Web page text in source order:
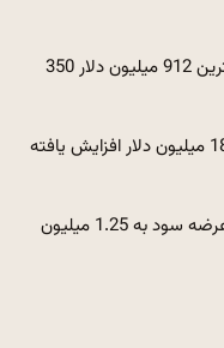
قیمت AAVE میزان انباشته شده به بالاترین سطح از ماه فوریه را افزایش داده است. در حال حاضر ، در این ماه کمترین 912 میلیون دلار 350
این تجمع همچنین با افزایش نرخ Futat -up که از یک رکورد به 745 میلیون دلار از یک سال به پایین ترین سطح 180 میلیون دلار افزایش یافته
در همین حال ، عرضه AAVE در بورس سهام از 3.8 میلیون به 3.06 میلیون در دسامبر سال گذشته کاهش یافت. عرضه سود به 1.25 میلیون